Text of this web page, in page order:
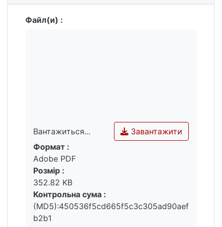
Файл(и) :
Вантажиться...
Вантажиться...
Завантажити
Формат :
Adobe PDF
Розмір :
352.82 KB
Контрольна сума :
(MD5):450536f5cd665f5c3c305ad90aef
b2b1